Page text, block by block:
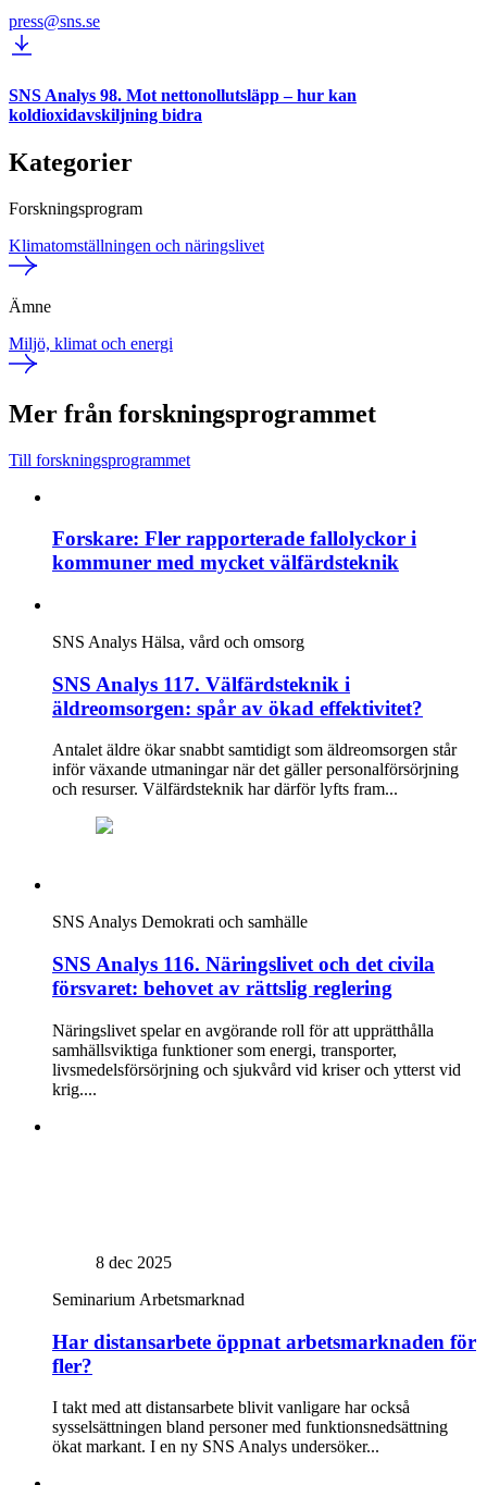
press@sns.se
SNS Analys 98. Mot nettonollutsläpp – hur kan
koldioxidavskiljning bidra
Kategorier
Forskningsprogram
Klimatomställningen och näringslivet
Ämne
Miljö, klimat och energi
Mer från forskningsprogrammet
Till forskningsprogrammet
Forskare: Fler rapporterade fallolyckor i
kommuner med mycket välfärdsteknik
SNS Analys Hälsa, vård och omsorg
SNS Analys 117. Välfärdsteknik i
äldreomsorgen: spår av ökad effektivitet?
Antalet äldre ökar snabbt samtidigt som äldreomsorgen står
inför växande utmaningar när det gäller personalförsörjning
och resurser. Välfärdsteknik har därför lyfts fram...
SNS Analys Demokrati och samhälle
SNS Analys 116. Näringslivet och det civila
försvaret: behovet av rättslig reglering
Näringslivet spelar en avgörande roll för att upprätthålla
samhällsviktiga funktioner som energi, transporter,
livsmedelsförsörjning och sjukvård vid kriser och ytterst vid
krig....
8 dec 2025
Seminarium Arbetsmarknad
Har distansarbete öppnat arbetsmarknaden för
fler?
I takt med att distansarbete blivit vanligare har också
sysselsättningen bland personer med funktionsnedsättning
ökat markant. I en ny SNS Analys undersöker...